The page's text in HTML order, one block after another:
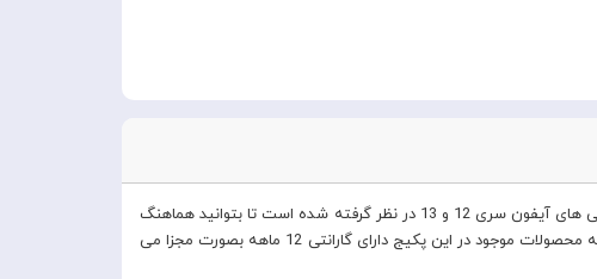
این پکیج مجموعه لوازم جانبی اصلی است که برای شارژ آیفون های جدید خود نیاز دارید .در این پکیج تجهیزات مورد نیاز برای شارژ گوشی های آیفون سری 12 و 13 در نظر گرفته شده است تا بتوانید هماهنگ
ترین و بهترین محصولات را برای دریافت بهترین کارایی بصورت یکجا و با قیمتی مناسب تر از خرید آیتم ها بصورت مجزا تهیه نمایید . کلیه محصولات موجود در این پکیج دارای گارانتی 12 ماهه بصورت مجزا می